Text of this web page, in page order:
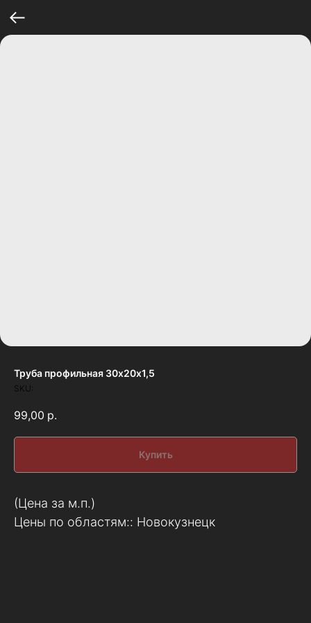
Труба профильная 30х20х1,5
SKU:
99,00 р.
Купить
(Цена за м.п.)
Цены по областям:: Новокузнецк